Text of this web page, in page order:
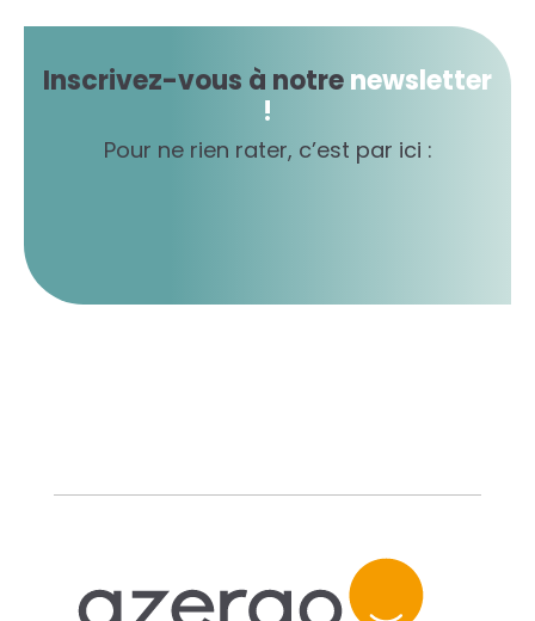
Inscrivez-vous à notrenewsletter
!
Pour ne rien rater, c’est par ici :